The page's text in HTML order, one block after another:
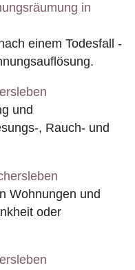
in
einem Todesfall -
und
, Rauch- und
Wohnungen und
oder